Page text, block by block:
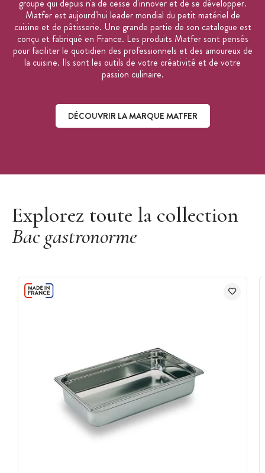
groupe qui depuis n'a de cesse d'innover et de se développer.
Matfer est aujourd'hui leader mondial du petit matériel de
cuisine et de pâtisserie. Une grande partie de son catalogue est
conçu et fabriqué en France. Les produits Matfer sont pensés
pour faciliter le quotidien des professionnels et des amoureux de
la cuisine. Ils sont les outils de votre créativité et de votre
passion culinaire.
DÉCOUVRIR LA MARQUE MATFER
Explorez toute la collection
Bac gastronorme